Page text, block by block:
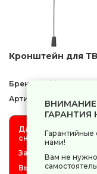
Кронштейн для
Бренд:
Артикул:5612496
Данный товар
снят с продажи.
Заказ товара
Выбирайте товар
ГАРАНТИЯ
Гарантийные
нами!
Вам не